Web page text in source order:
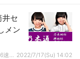
井セ
メン
乃木通☆世界最速！乃木坂46欅坂46日向坂46速報まとめ 2022/7/17(Su) 14:02